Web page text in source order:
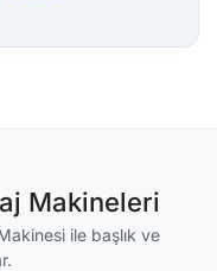
Makineleri
ile başlık ve